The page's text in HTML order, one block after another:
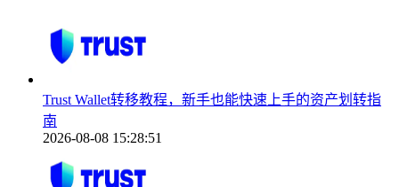
Trust Wallet转移教程，新手也能快速上手的资产划转指
南
2026-08-08 15:28:51